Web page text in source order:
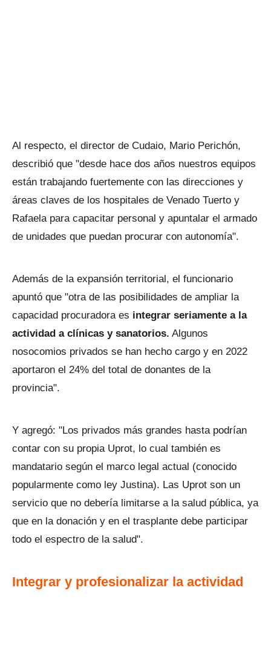
Al respecto, el director de Cudaio, Mario Perichón,
describió que "desde hace dos años nuestros equipos
están trabajando fuertemente con las direcciones y
áreas claves de los hospitales de Venado Tuerto y
Rafaela para capacitar personal y apuntalar el armado
de unidades que puedan procurar con autonomía".
Además de la expansión territorial, el funcionario
apuntó que "otra de las posibilidades de ampliar la
capacidad procuradora es integrar seriamente a la
actividad a clínicas y sanatorios. Algunos
nosocomios privados se han hecho cargo y en 2022
aportaron el 24% del total de donantes de la
provincia".
Y agregó: "Los privados más grandes hasta podrían
contar con su propia Uprot, lo cual también es
mandatario según el marco legal actual (conocido
popularmente como ley Justina). Las Uprot son un
servicio que no debería limitarse a la salud pública, ya
que en la donación y en el trasplante debe participar
todo el espectro de la salud".
Integrar y profesionalizar la actividad